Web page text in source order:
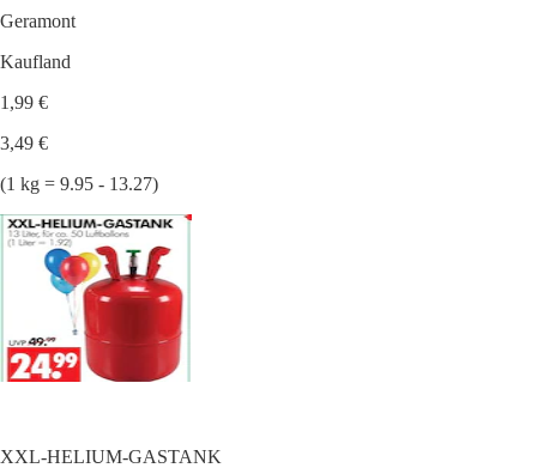
Geramont
Kaufland
1,99 €
3,49 €
(1 kg = 9.95 - 13.27)
XXL-HELIUM-GASTANK